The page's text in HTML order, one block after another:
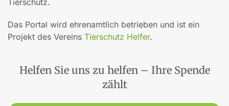
Tierschutz.
Das Portal wird ehrenamtlich betrieben und ist ein
Projekt des Vereins Tierschutz Helfer.
Helfen Sie uns zu helfen – Ihre Spende
zählt